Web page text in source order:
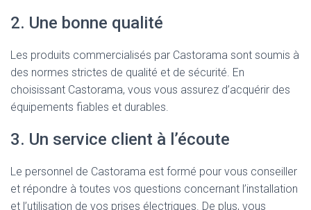
2. Une bonne qualité
Les produits commercialisés par Castorama sont soumis à
des normes strictes de qualité et de sécurité. En
choisissant Castorama, vous vous assurez d’acquérir des
équipements fiables et durables.
3. Un service client à l’écoute
Le personnel de Castorama est formé pour vous conseiller
et répondre à toutes vos questions concernant l’installation
et l’utilisation de vos prises électriques. De plus, vous